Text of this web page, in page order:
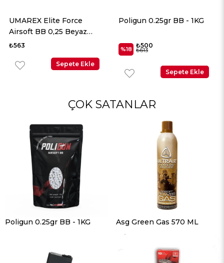
UMAREX Elite Force
Airsoft BB 0,25 Beyaz
2700 Adet
₺563
Sepete Ekle
Poligun 0.25gr BB - 1KG
%18 ₺500
₺613
Sepete Ekle
ÇOK SATANLAR
Poligun 0.25gr BB - 1KG Asg Green Gas 570 ML